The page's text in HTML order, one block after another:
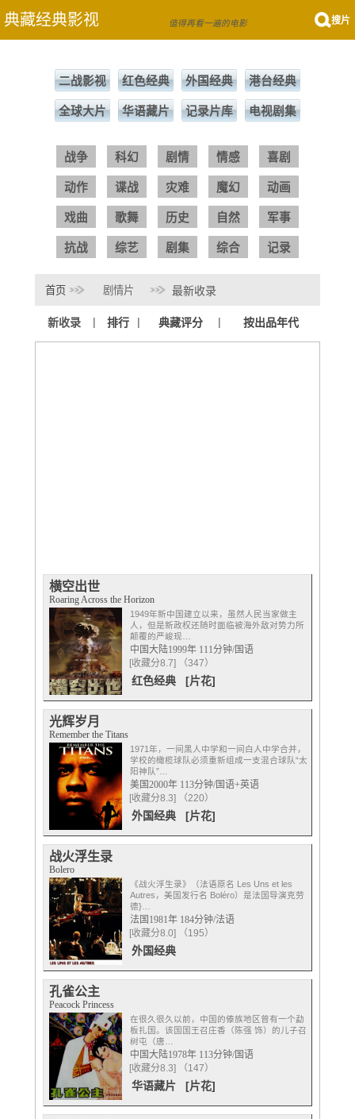
典藏经典影视 值得再看一遍的电影 搜片
二战影视 红色经典 外国经典 港台经典
全球大片 华语藏片 记录片库 电视剧集
战争 科幻 剧情 情感 喜剧
动作 谍战 灾难 魔幻 动画
戏曲 歌舞 历史 自然 军事
抗战 综艺 剧集 综合 记录
首页 剧情片 最新收录
新收录 | 排行 | 典藏评分 | 按出品年代
横空出世
Roaring Across the Horizon
1949年新中国建立以来，虽然人民当家做主
人，但是新政权还随时面临被海外敌对势力所
颠覆的严峻现…
中国大陆1999年 111分钟/国语
[收藏分8.7] （347）
红色经典 [片花]
光辉岁月
Remember the Titans
1971年，一间黑人中学和一间白人中学合并，
学校的橄榄球队必须重新组成一支混合球队“太
阳神队”…
美国2000年 113分钟/国语+英语
[收藏分8.3] （220）
外国经典 [片花]
战火浮生录
Bolero
《战火浮生录》（法语原名 Les Uns et les
Autres，美国发行名 Boléro）是法国导演克劳
德}…
法国1981年 184分钟/法语
[收藏分8.0] （195）
外国经典
孔雀公主
Peacock Princess
在很久很久以前，中国的傣族地区曾有一个勐
板扎国。该国国王召庄香（陈强 饰）的儿子召
树屯（唐…
中国大陆1978年 113分钟/国语
[收藏分8.3] （147）
华语藏片 [片花]